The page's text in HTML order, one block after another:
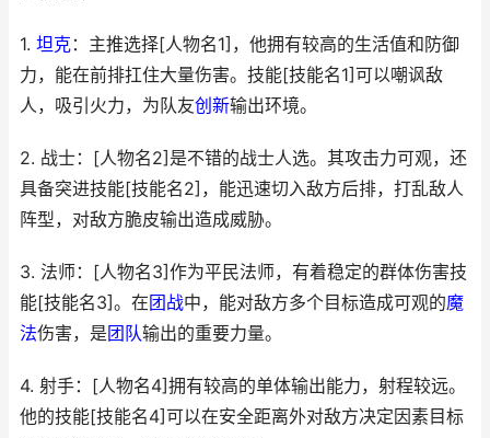
1. 坦克：主推选择[人物名1]，他拥有较高的生活值和防御
力，能在前排扛住大量伤害。技能[技能名1]可以嘲讽敌
人，吸引火力，为队友创新输出环境。
2. 战士：[人物名2]是不错的战士人选。其攻击力可观，还
具备突进技能[技能名2]，能迅速切入敌方后排，打乱敌人
阵型，对敌方脆皮输出造成威胁。
3. 法师：[人物名3]作为平民法师，有着稳定的群体伤害技
能[技能名3]。在团战中，能对敌方多个目标造成可观的魔
法伤害，是团队输出的重要力量。
4. 射手：[人物名4]拥有较高的单体输出能力，射程较远。
他的技能[技能名4]可以在安全距离外对敌方决定因素目标